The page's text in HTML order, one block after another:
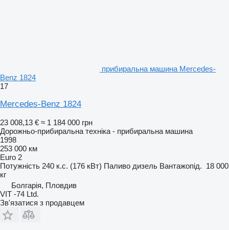
прибиральна машина Mercedes-
Benz 1824
17
Mercedes-Benz 1824
23 008,13 € ≈ 1 184 000 грн
Дорожньо-прибиральна техніка - прибиральна машина
1998
253 000 км
Euro 2
Потужність 240 к.с. (176 кВт) Паливо дизель Вантажопід. 18 000
кг
Болгарія, Пловдив
VIT -74 Ltd.
Зв'язатися з продавцем